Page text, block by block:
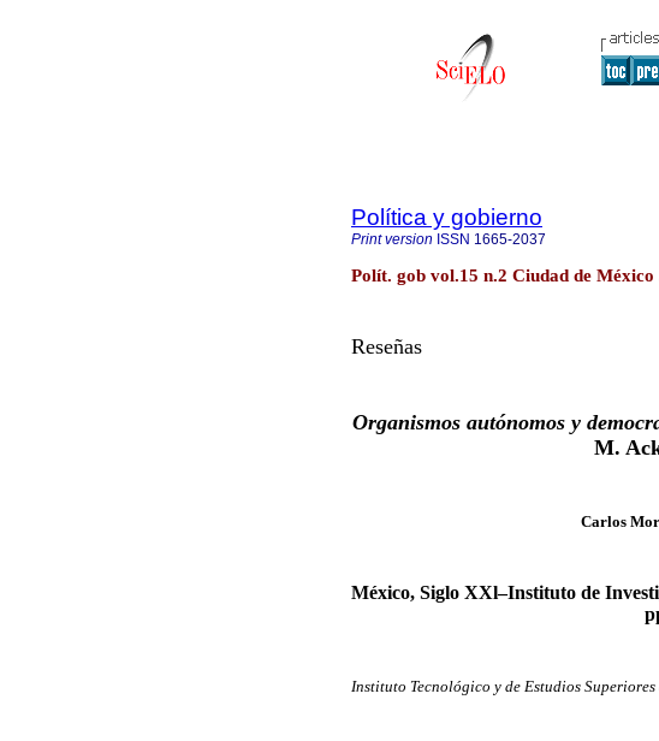
Política y gobierno
Print version ISSN 1665-2037
Polít. gob vol.15 n.2 Ciudad de México
Reseñas
Organismos autónomos y
M.
Carlos
México, Siglo XXl–Instituto de
Instituto Tecnológico y de Estudios Superiores